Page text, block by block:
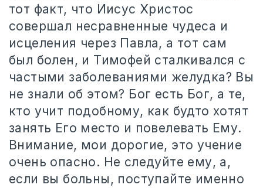
тот факт, что Иисус Христос
совершал несравненные чудеса и
исцеления через Павла, а тот сам
был болен, и Тимофей сталкивался с
частыми заболеваниями желудка? Вы
не знали об этом? Бог есть Бог, а те,
кто учит подобному, как будто хотят
занять Его место и повелевать Ему.
Внимание, мои дорогие, это учение
очень опасно. Не следуйте ему, а,
если вы больны, поступайте именно